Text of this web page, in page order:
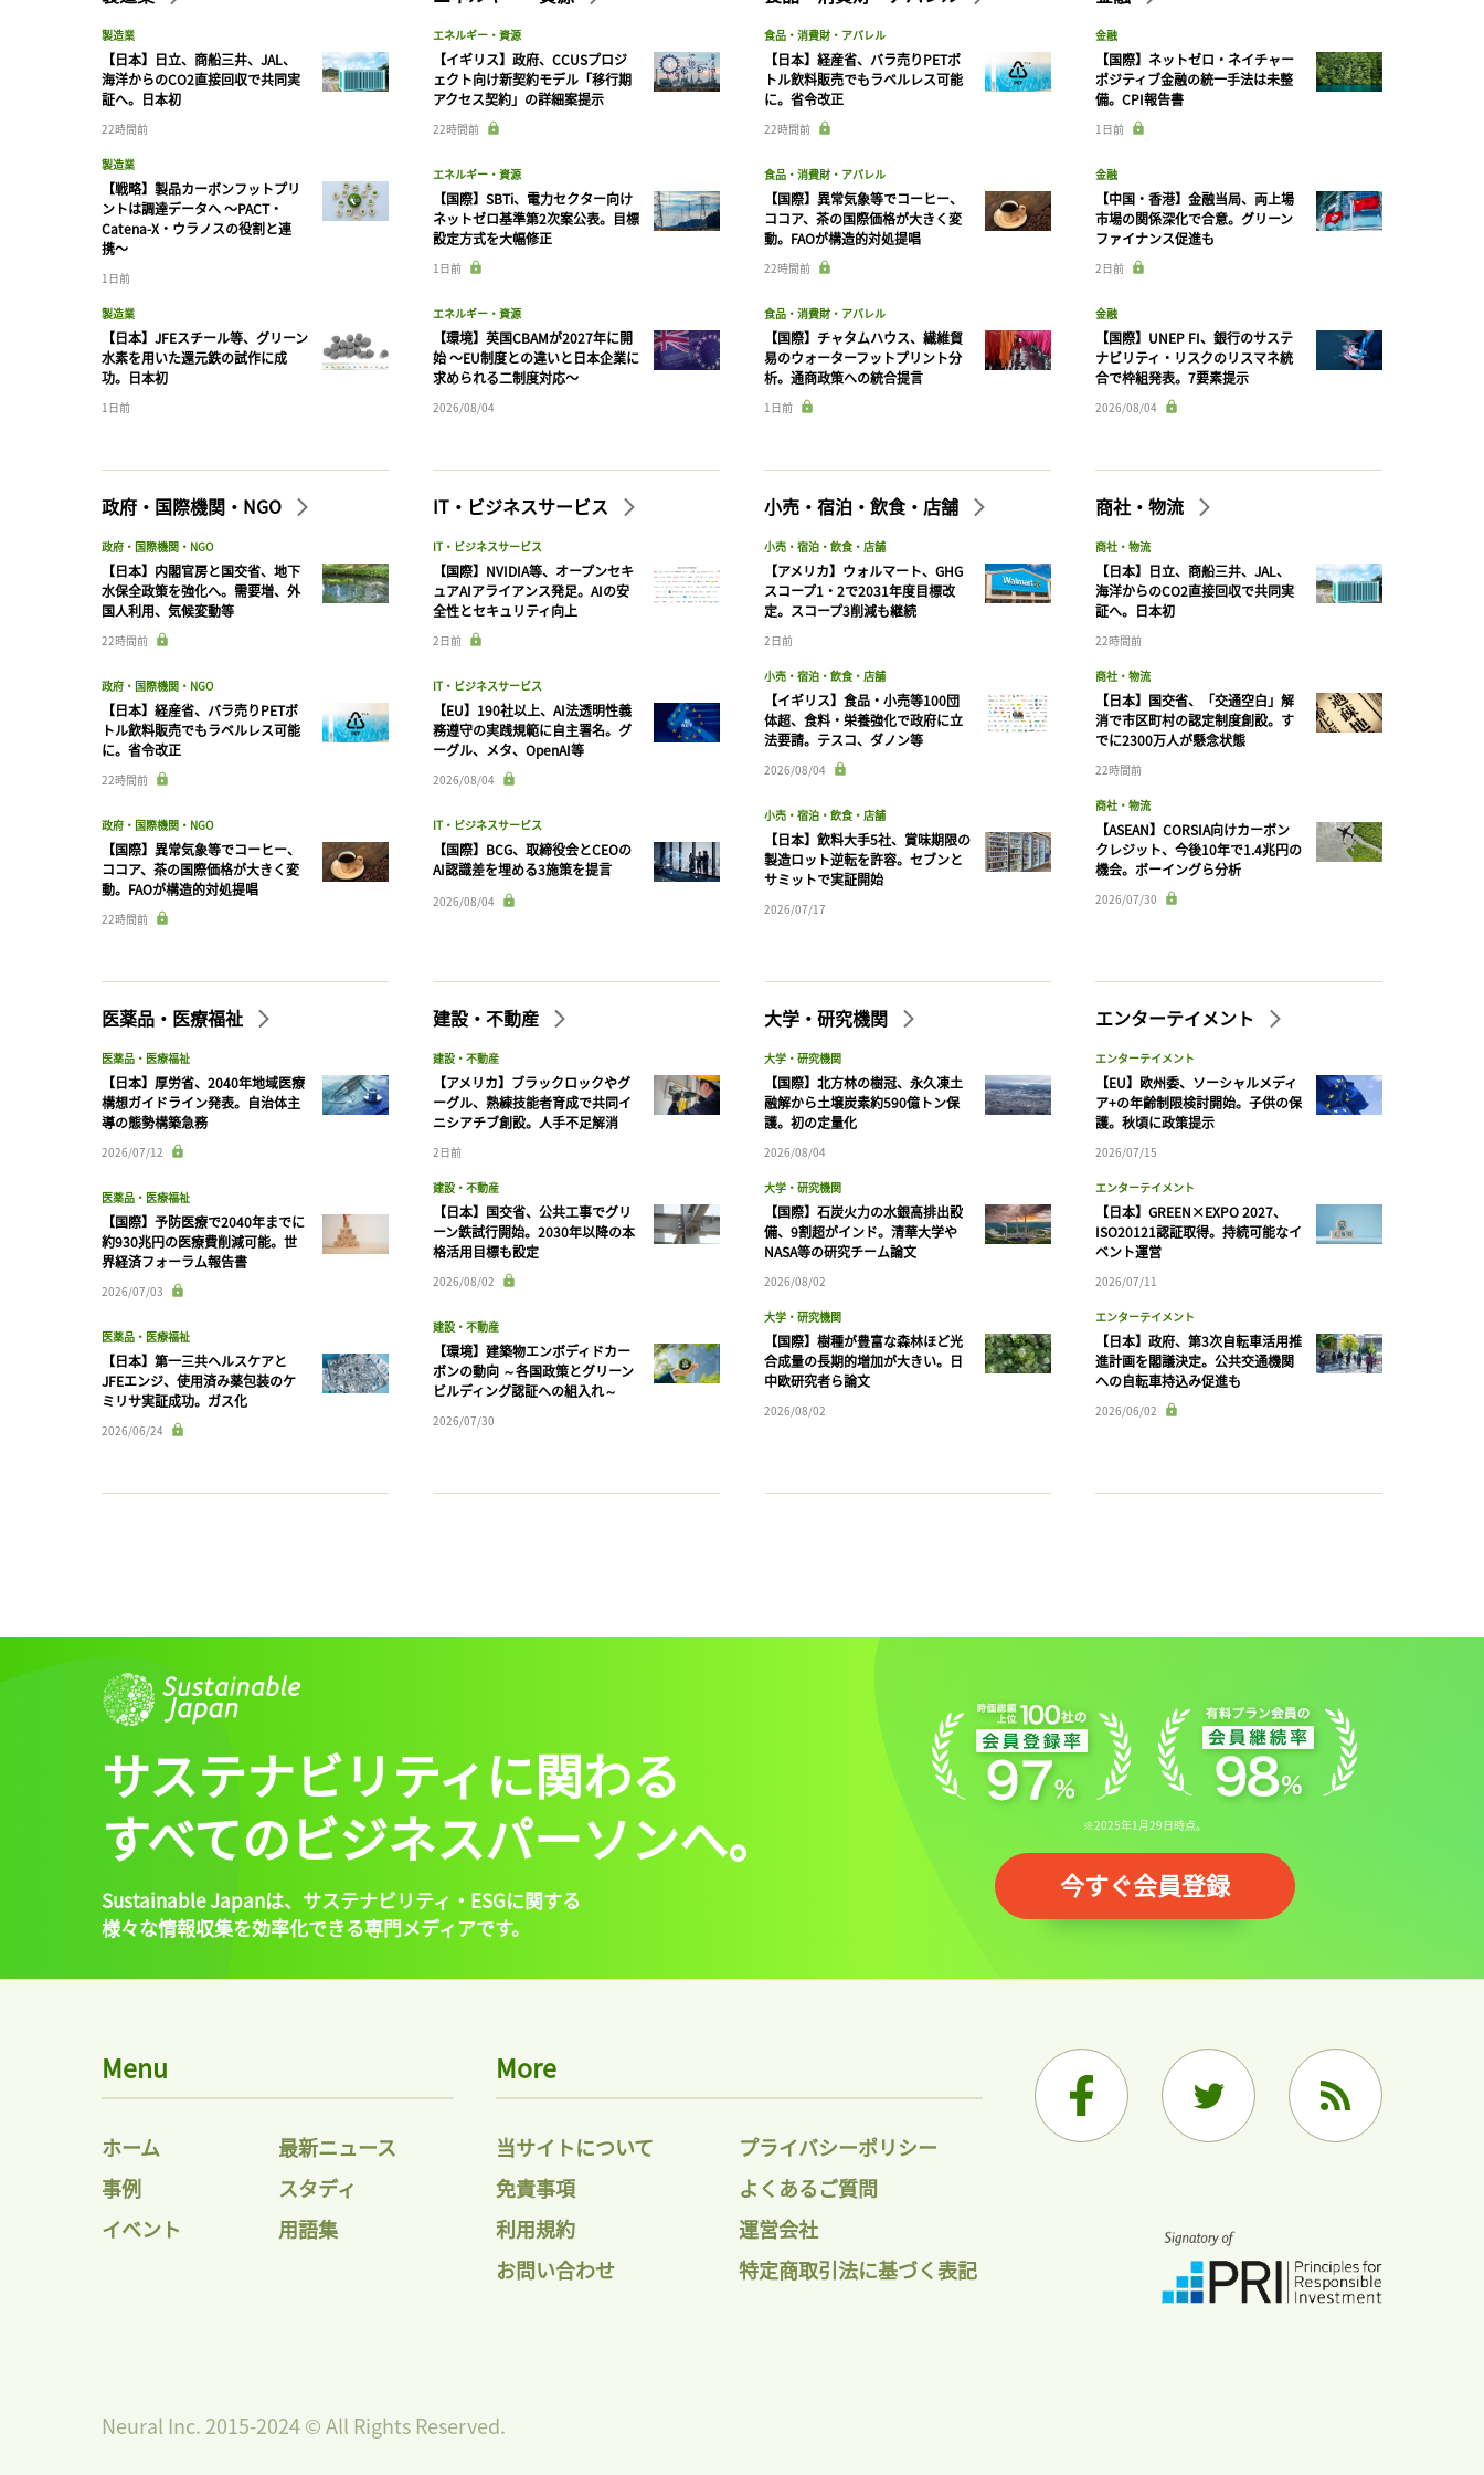
製造業
【日本】日立、商船三井、JAL、
海洋からのCO2直接回収で共同実
証へ。日本初
22時間前
製造業
【戦略】製品カーボンフットプリ
ントは調達データへ 〜PACT・
Catena-X・ウラノスの役割と連
携〜
1日前
製造業
【日本】JFEスチール等、グリーン
水素を用いた還元鉄の試作に成
功。日本初
1日前
エネルギー・資源
【イギリス】政府、CCUSプロジ
ェクト向け新契約モデル「移行期
アクセス契約」の詳細案提示
22時間前
エネルギー・資源
【国際】SBTi、電力セクター向け
ネットゼロ基準第2次案公表。目標
設定方式を大幅修正
1日前
エネルギー・資源
【環境】英国CBAMが2027年に開
始 〜EU制度との違いと日本企業に
求められる二制度対応〜
2026/08/04
食品・消費財・アパレル
【日本】経産省、バラ売りPETボ
トル飲料販売でもラベルレス可能
に。省令改正
22時間前
食品・消費財・アパレル
【国際】異常気象等でコーヒー、
ココア、茶の国際価格が大きく変
動。FAOが構造的対処提唱
22時間前
食品・消費財・アパレル
【国際】チャタムハウス、繊維貿
易のウォーターフットプリント分
析。通商政策への統合提言
1日前
金融
【国際】ネットゼロ・ネイチャー
ポジティブ金融の統一手法は未整
備。CPI報告書
1日前
金融
【中国・香港】金融当局、両上場
市場の関係深化で合意。グリーン
ファイナンス促進も
2日前
金融
【国際】UNEP FI、銀行のサステ
ナビリティ・リスクのリスマネ統
合で枠組発表。7要素提示
2026/08/04
政府・国際機関・NGO
政府・国際機関・NGO
【日本】内閣官房と国交省、地下
水保全政策を強化へ。需要増、外
国人利用、気候変動等
22時間前
政府・国際機関・NGO
【日本】経産省、バラ売りPETボ
トル飲料販売でもラベルレス可能
に。省令改正
22時間前
政府・国際機関・NGO
【国際】異常気象等でコーヒー、
ココア、茶の国際価格が大きく変
動。FAOが構造的対処提唱
22時間前
IT・ビジネスサービス
IT・ビジネスサービス
【国際】NVIDIA等、オープンセキ
ュアAIアライアンス発足。AIの安
全性とセキュリティ向上
2日前
IT・ビジネスサービス
【EU】190社以上、AI法透明性義
務遵守の実践規範に自主署名。グ
ーグル、メタ、OpenAI等
2026/08/04
IT・ビジネスサービス
【国際】BCG、取締役会とCEOの
AI認識差を埋める3施策を提言
2026/08/04
小売・宿泊・飲食・店舗
小売・宿泊・飲食・店舗
【アメリカ】ウォルマート、GHG
スコープ1・2で2031年度目標改
定。スコープ3削減も継続
2日前
小売・宿泊・飲食・店舗
【イギリス】食品・小売等100団
体超、食料・栄養強化で政府に立
法要請。テスコ、ダノン等
2026/08/04
小売・宿泊・飲食・店舗
【日本】飲料大手5社、賞味期限の
製造ロット逆転を許容。セブンと
サミットで実証開始
2026/07/17
商社・物流
商社・物流
【日本】日立、商船三井、JAL、
海洋からのCO2直接回収で共同実
証へ。日本初
22時間前
商社・物流
【日本】国交省、「交通空白」解
消で市区町村の認定制度創設。す
でに2300万人が懸念状態
22時間前
商社・物流
【ASEAN】CORSIA向けカーボン
クレジット、今後10年で1.4兆円の
機会。ボーイングら分析
2026/07/30
医薬品・医療福祉
医薬品・医療福祉
【日本】厚労省、2040年地域医療
構想ガイドライン発表。自治体主
導の態勢構築急務
2026/07/12
医薬品・医療福祉
【国際】予防医療で2040年までに
約930兆円の医療費削減可能。世
界経済フォーラム報告書
2026/07/03
医薬品・医療福祉
【日本】第一三共ヘルスケアと
JFEエンジ、使用済み薬包装のケ
ミリサ実証成功。ガス化
2026/06/24
建設・不動産
建設・不動産
【アメリカ】ブラックロックやグ
ーグル、熟練技能者育成で共同イ
ニシアチブ創設。人手不足解消
2日前
建設・不動産
【日本】国交省、公共工事でグリ
ーン鉄試行開始。2030年以降の本
格活用目標も設定
2026/08/02
建設・不動産
【環境】建築物エンボディドカー
ボンの動向 ～各国政策とグリーン
ビルディング認証への組入れ～
2026/07/30
大学・研究機関
大学・研究機関
【国際】北方林の樹冠、永久凍土
融解から土壌炭素約590億トン保
護。初の定量化
2026/08/04
大学・研究機関
【国際】石炭火力の水銀高排出設
備、9割超がインド。清華大学や
NASA等の研究チーム論文
2026/08/02
大学・研究機関
【国際】樹種が豊富な森林ほど光
合成量の長期的増加が大きい。日
中欧研究者ら論文
2026/08/02
エンターテイメント
エンターテイメント
【EU】欧州委、ソーシャルメディ
ア+の年齢制限検討開始。子供の保
護。秋頃に政策提示
2026/07/15
エンターテイメント
【日本】GREEN×EXPO 2027、
ISO20121認証取得。持続可能なイ
ベント運営
2026/07/11
エンターテイメント
【日本】政府、第3次自転車活用推
進計画を閣議決定。公共交通機関
への自転車持込み促進も
2026/06/02
記事をお気に入りに保存するには
ログイン 会員登録
サステナビリティに関わる
すべてのビジネスパーソンへ。
Sustainable Japanは、 サステナビリティ・ESGに関する
様々な情報収集を効率化できる専門メディアです。
※2025年1月29日時点。
今すぐ会員登録
Menu
ホーム
最新ニュース
事例
スタディ
イベント
用語集
More
当サイトについて
プライバシーポリシー
免責事項
よくあるご質問
利用規約
運営会社
お問い合わせ
特定商取引法に基づく表記
Neural Inc. 2015-2024 © All Rights Reserved.